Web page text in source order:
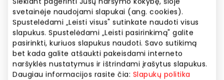
svetainėje naudojami slapukai (ang. cookies).
Spustelėdami „Leisti visus" sutinkate naudoti visus
slapukus. Spustelėdami „Leisti pasirinkimą" galite
pasirinkti, kuriuos slapukus naudoti. Savo sutikimą
bet kada galite atšaukti pakeisdami interneto
naršyklės nustatymus ir ištrindami įrašytus slapukus.
Daugiau informacijos rasite čia: Slapukų politika
EUROVAISTINĖ yra vienas didžiausių vaistinių tinklų
Lietuvoje. Apsilankę „Akropolyje“ įkurtoje
EUROVAISTINĖJE rasite plačiausią mūsų vaistinių
prekių asortimentą. Čia parduodami ne tik vaistiniai